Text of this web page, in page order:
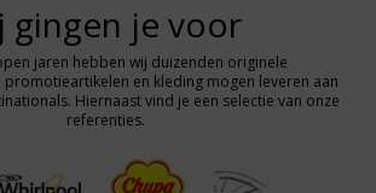
gingen je voor
jaren hebben wij duizenden originele
promotieartikelen en kleding mogen leveren aan
Hiernaast vind je een selectie van onze
referenties.